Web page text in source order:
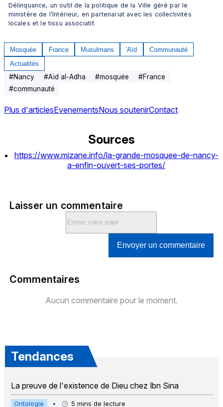
Délinquance, un outil de la politique de la Ville géré par le
ministère de l’Intérieur, en partenariat avec les collectivités
locales et le tissu associatif.
Mosquée France Musulmans 'Aïd
Communauté
Actualités
#Nancy #Aïd al-Adha #mosquée #France
#communauté
Plus d'articlesEvenementsNous soutenirContact
Sources
https://www.mizane.info/la-grande-mosquee-de-nancy-
a-enfin-ouvert-ses-portes/
Laisser un commentaire
Envoyer un commentaire
Commentaires
Aucun commentaire pour le moment.
Tendances
La preuve de l'existence de Dieu chez Ibn Sina
Ontologie • 5 mins de lecture